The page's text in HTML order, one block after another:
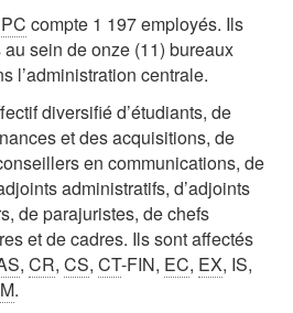
compte 1 197 employés. Ils
sein de onze (11) bureaux
l’administration centrale.
diversifié d’étudiants, de
et des acquisitions, de
en communications, de
administratifs, d’adjoints
de parajuristes, de chefs
et de cadres. Ils sont affectés
, CR, CS, CT-FIN, EC, EX, IS,
.